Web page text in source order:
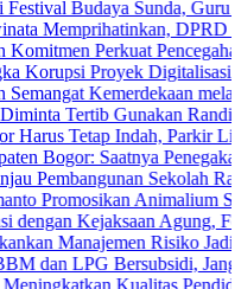
Budaya Sunda, Guru PAUD
DPRD Bogor
Perkuat Pencegahan
Proyek Digitalisasi SPBU
Kemerdekaan melalui
Gunakan Randis
Indah, Parkir Liar dan
Saatnya Penegakan Aturan
Sekolah Rakyat di
Animalium Sebagai
Agung, Fokus
Risiko Jadi Budaya
Bersubsidi, Jangan
Kualitas Pendidikan